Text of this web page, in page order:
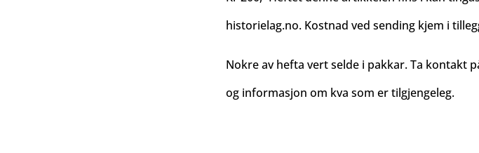
historielag.no. Kostnad ved sending kjem i
Nokre av hefta vert selde i pakkar. Ta kontakt
og informasjon om kva som er tilgjengeleg.